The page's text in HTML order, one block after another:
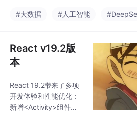
模态分析等。但需注
证。此次升级反映了
下文支持能力虽强，但实际应用需平衡资
#大数据 #人工智能
React v19.2版
本
React 19.2带来了多项
开发体验和性能优化：
新增<Activity>组件用